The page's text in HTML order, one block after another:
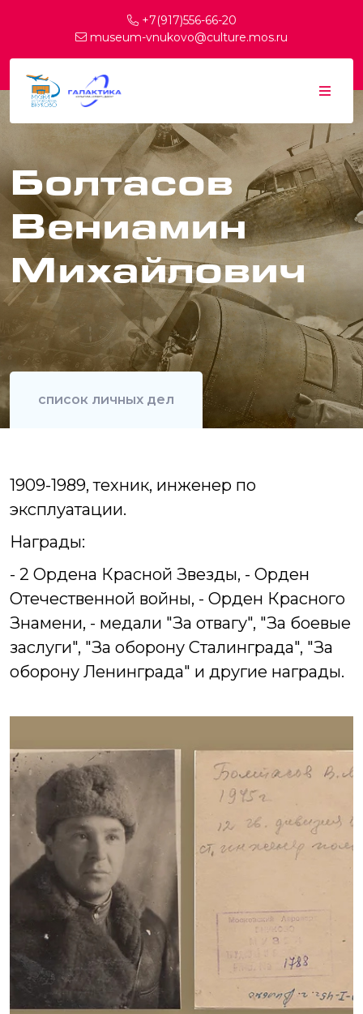
+7(917)556-66-20
museum-vnukovo@culture.mos.ru
Болтасов
Вениамин
Михайлович
список личных дел
1909-1989, техник, инженер по
эксплуатации.
Награды:
- 2 Ордена Красной Звезды, - Орден
Отечественной войны, - Орден Красного
Знамени, - медали "За отвагу", "За боевые
заслуги", "За оборону Сталинграда", "За
оборону Ленинграда" и другие награды.